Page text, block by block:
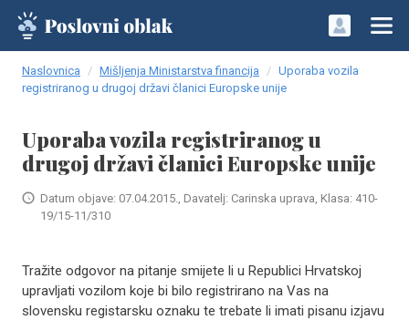
Naslovnica Mišljenja Ministarstva financija
Uporaba vozila
registriranog u drugoj državi članici Europske unije
Uporaba vozila registriranog u
drugoj državi članici Europske unije
Datum objave: 07.04.2015., Davatelj: Carinska uprava, Klasa: 410-
19/15-11/310
Tražite odgovor na pitanje smijete li u Republici Hrvatskoj
upravljati vozilom koje bi bilo registrirano na Vas na
slovensku registarsku oznaku te trebate li imati pisanu izjavu